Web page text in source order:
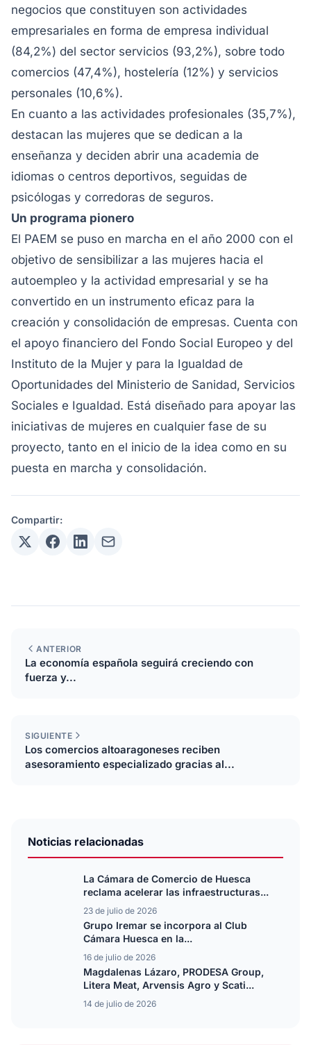
negocios que constituyen son actividades
empresariales en forma de empresa individual
(84,2%) del sector servicios (93,2%), sobre todo
comercios (47,4%), hostelería (12%) y servicios
personales (10,6%).
En cuanto a las actividades profesionales (35,7%),
destacan las mujeres que se dedican a la
enseñanza y deciden abrir una academia de
idiomas o centros deportivos, seguidas de
psicólogas y corredoras de seguros.
Un programa pionero
El PAEM se puso en marcha en el año 2000 con el
objetivo de sensibilizar a las mujeres hacia el
autoempleo y la actividad empresarial y se ha
convertido en un instrumento eficaz para la
creación y consolidación de empresas. Cuenta con
el apoyo financiero del Fondo Social Europeo y del
Instituto de la Mujer y para la Igualdad de
Oportunidades del Ministerio de Sanidad, Servicios
Sociales e Igualdad. Está diseñado para apoyar las
iniciativas de mujeres en cualquier fase de su
proyecto, tanto en el inicio de la idea como en su
puesta en marcha y consolidación.
Compartir:
ANTERIOR
La economía española seguirá creciendo con
fuerza y...
SIGUIENTE
Los comercios altoaragoneses reciben
asesoramiento especializado gracias al...
Noticias relacionadas
La Cámara de Comercio de Huesca
reclama acelerar las infraestructuras...
23 de julio de 2026
Grupo Iremar se incorpora al Club
Cámara Huesca en la...
16 de julio de 2026
Magdalenas Lázaro, PRODESA Group,
Litera Meat, Arvensis Agro y Scati...
14 de julio de 2026